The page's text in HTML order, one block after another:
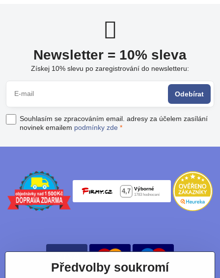
Newsletter = 10% sleva
Získej 10% slevu po zaregistrování do newsletteru:
Odebírat
Souhlasím se zpracováním email. adresy za účelem zasílání
novinek emailem podmínky zde *
Předvolby soukromí